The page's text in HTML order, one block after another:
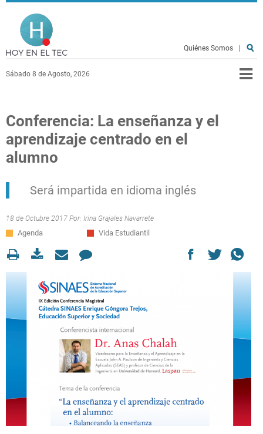
Pasar al contenido principal
Sábado 8 de Agosto, 2026
Quiénes Somos
Conferencia: La enseñanza y el
aprendizaje centrado en el
alumno
Será impartida en idioma inglés
18 de Octubre 2017 Por: Irina Grajales Navarrete
Agenda Vida Estudiantil